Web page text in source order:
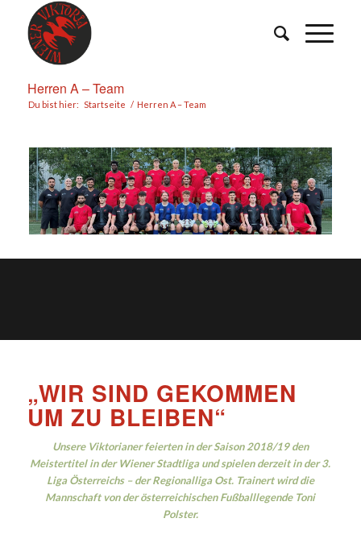
Herren A – Team
Du bist hier: Startseite / Herren A – Team
„WIR SIND GEKOMMEN
UM ZU BLEIBEN“
Unsere Viktorianer feierten in der Saison 2018/19 den
Meistertitel in der Wiener Stadtliga und spielen derzeit in der 3.
Liga Österreichs – der Regionalliga Ost. Trainert wird die
Mannschaft von der österreichischen Fußballlegende Toni
Polster.